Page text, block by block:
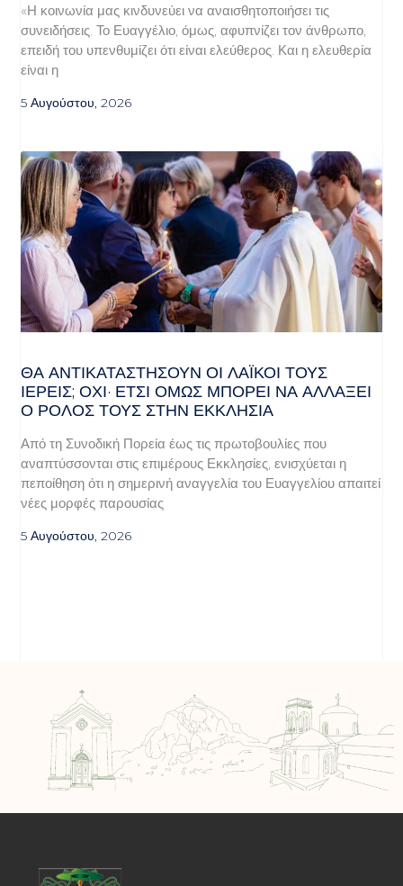
«Η κοινωνία μας κινδυνεύει να αναισθητοποιήσει τις
συνειδήσεις. Το Ευαγγέλιο, όμως, αφυπνίζει τον άνθρωπο,
επειδή του υπενθυμίζει ότι είναι ελεύθερος. Και η ελευθερία
είναι η
5 Αυγούστου, 2026
ΘΑ ΑΝΤΙΚΑΤΑΣΤΉΣΟΥΝ ΟΙ ΛΑΪΚΟΊ ΤΟΥΣ
ΙΕΡΕΊΣ; ΌΧΙ· ΈΤΣΙ ΌΜΩΣ ΜΠΟΡΕΊ ΝΑ ΑΛΛΆΞΕΙ
Ο ΡΌΛΟΣ ΤΟΥΣ ΣΤΗΝ ΕΚΚΛΗΣΊΑ
Από τη Συνοδική Πορεία έως τις πρωτοβουλίες που
αναπτύσσονται στις επιμέρους Εκκλησίες, ενισχύεται η
πεποίθηση ότι η σημερινή αναγγελία του Ευαγγελίου απαιτεί
νέες μορφές παρουσίας
5 Αυγούστου, 2026